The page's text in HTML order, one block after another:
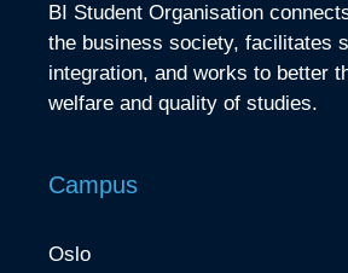
BI Student Organisation
the business society, facilitates
integration, and works to better
welfare and quality of studies.
Campus
Oslo